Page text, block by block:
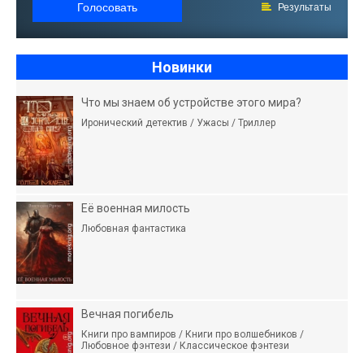
Голосовать Результаты
Новинки
Что мы знаем об устройстве этого мира?
Иронический детектив / Ужасы / Триллер
Её военная милость
Любовная фантастика
Вечная погибель
Книги про вампиров / Книги про волшебников /
Любовное фэнтези / Классическое фэнтези